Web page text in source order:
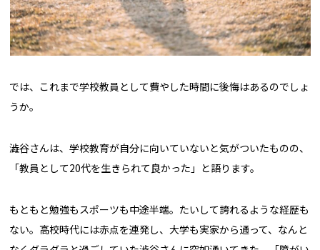
では、これまで学校教員として費やした時間に後悔はあるのでしょ
うか。
澁谷さんは、学校教育が自分に向いていないと気がついたものの、
「教員として20代を生きられて良かった」と語ります。
もともと勉強もスポーツも中途半端。たいして誇れるような経歴も
ない。高校時代には赤点を連発し、大学も実家から通って、なんと